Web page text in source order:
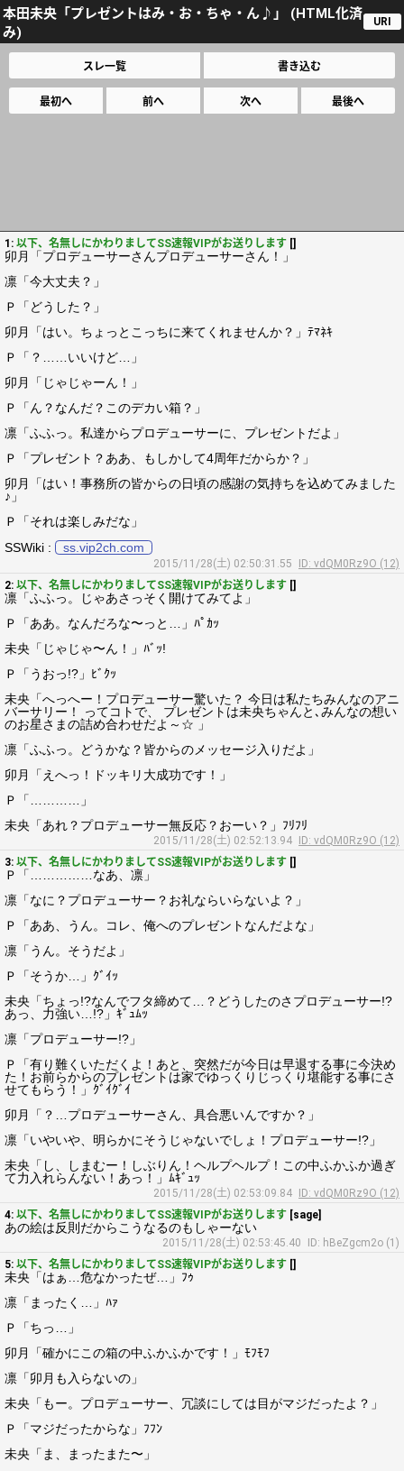
本田未央「プレゼントはみ・お・ちゃ・ん♪」 (HTML化済
み)
URI
スレ一覧 書き込む
最初へ 前へ 次へ 最後へ
1: 以下、名無しにかわりましてSS速報VIPがお送りします []
卯月「プロデューサーさんプロデューサーさん！」
凛「今大丈夫？」
Ｐ「どうした？」
卯月「はい。ちょっとこっちに来てくれませんか？」ﾃﾏﾈｷ
Ｐ「？……いいけど…」
卯月「じゃじゃーん！」
Ｐ「ん？なんだ？このデカい箱？」
凛「ふふっ。私達からプロデューサーに、プレゼントだよ」
Ｐ「プレゼント？ああ、もしかして4周年だからか？」
卯月「はい！事務所の皆からの日頃の感謝の気持ちを込めてみました
♪」
Ｐ「それは楽しみだな」
SSWiki :
ss.vip2ch.com
2015/11/28(土) 02:50:31.55
ID: vdQM0Rz9O (12)
2: 以下、名無しにかわりましてSS速報VIPがお送りします []
凛「ふふっ。じゃあさっそく開けてみてよ」
Ｐ「ああ。なんだろな〜っと…」ﾊﾟｶｯ
未央「じゃじゃ〜ん！」ﾊﾞｯ!
Ｐ「うおっ!?」ﾋﾞｸｯ
未央「へっへー！プロデューサー驚いた？ 今日は私たちみんなのアニ
バーサリー！ ってコトで、 プレゼントは未央ちゃんと､みんなの想い
のお星さまの詰め合わせだよ～☆ 」
凛「ふふっ。どうかな？皆からのメッセージ入りだよ」
卯月「えへっ！ドッキリ大成功です！」
Ｐ「…………」
未央「あれ？プロデューサー無反応？おーい？」ﾌﾘﾌﾘ
2015/11/28(土) 02:52:13.94
ID: vdQM0Rz9O (12)
3: 以下、名無しにかわりましてSS速報VIPがお送りします []
Ｐ「……………なあ、凛」
凛「なに？プロデューサー？お礼ならいらないよ？」
Ｐ「ああ、うん。コレ、俺へのプレゼントなんだよな」
凛「うん。そうだよ」
Ｐ「そうか…」ｸﾞｲｯ
未央「ちょっ!?なんでフタ締めて…？どうしたのさプロデューサー!?
あっ、力強い…!?」ｷﾞｭﾑｯ
凛「プロデューサー!?」
Ｐ「有り難くいただくよ！あと、突然だが今日は早退する事に今決め
た！お前らからのプレゼントは家でゆっくりじっくり堪能する事にさ
せてもらう！」ｸﾞｲｸﾞｲ
卯月「？…プロデューサーさん、具合悪いんですか？」
凛「いやいや、明らかにそうじゃないでしょ！プロデューサー!?」
未央「し、しまむー！しぶりん！ヘルプヘルプ！この中ふかふか過ぎ
て力入れらんない！あっ！」ﾑｷﾞｭｯ
2015/11/28(土) 02:53:09.84
ID: vdQM0Rz9O (12)
4: 以下、名無しにかわりましてSS速報VIPがお送りします [sage]
あの絵は反則だからこうなるのもしゃーない
2015/11/28(土) 02:53:45.40
ID: hBeZgcm2o (1)
5: 以下、名無しにかわりましてSS速報VIPがお送りします []
未央「はぁ…危なかったぜ…」ﾌｩ
凛「まったく…」ﾊｧ
Ｐ「ちっ…」
卯月「確かにこの箱の中ふかふかです！」ﾓﾌﾓﾌ
凛「卯月も入らないの」
未央「もー。プロデューサー、冗談にしては目がマジだったよ？」
Ｐ「マジだったからな」ﾌﾌﾝ
未央「ま、まったまた〜」